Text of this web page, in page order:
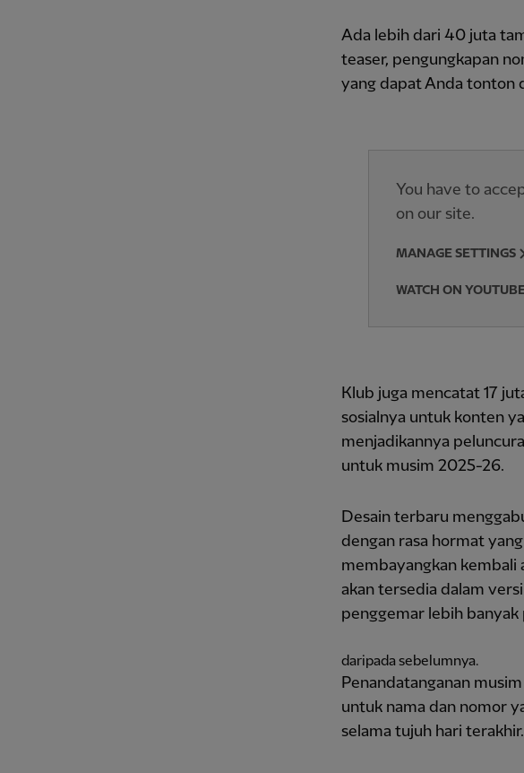
Ada lebih dari 40 juta
teaser, pengungkapan
yang dapat Anda tonton
You have to
on our site.
MANAGE SETTINGS
WATCH ON
Klub juga mencatat 17
sosialnya untuk konten
menjadikannya
untuk musim 2025-26.
Desain terbaru
dengan rasa hormat
membayangkan kembali
akan tersedia dalam
penggemar lebih banyak
daripada sebelumnya.
Penandatanganan
untuk nama dan nomor
selama tujuh hari terakhir.